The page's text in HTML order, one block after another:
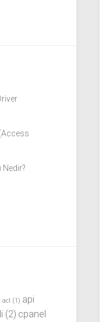
Nedir?
acl (1) api
(2) cpanel